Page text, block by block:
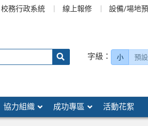
校務行政系統 線上報修 設備/場地
字級： 小 預設
協力組織 成功專區 活動花絮